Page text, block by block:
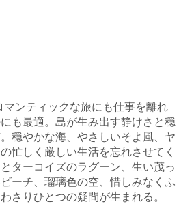
ンティックな旅にも仕事を離れ
も最適。島が生み出す静けさと穏
穏やかな海、やさしいそよ風、ヤ
忙しく厳しい生活を忘れさせてく
ターコイズのラグーン、生い茂っ
ーチ、瑠璃色の空、惜しみなくふ
さりひとつの疑問が生まれる。